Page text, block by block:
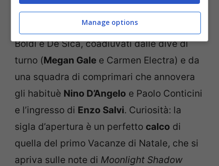
nuovo a Cortina. Anche qui abbiamo la
carrellata dei soliti personaggi proposti da
Boldi e De Sica, coadiuvati dalle dive di
turno (Megan Gale e Carmen Electra) e da
una squadra di comprimari che annovera
gli habituè Nino D’Angelo e Paolo Conticini
e l’ingresso di Enzo Salvi. Curiosità: la
sigla d’apertura è un perfetto calco di
quella del primo Vacanze di Natale, che si
apriva sulle note di Moonlight Shadow
Manage options